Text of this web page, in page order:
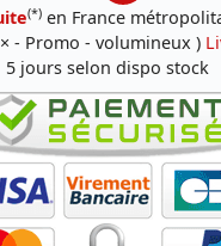
(*) en France
- Promo - volumineux )
5 jours selon dispo stock